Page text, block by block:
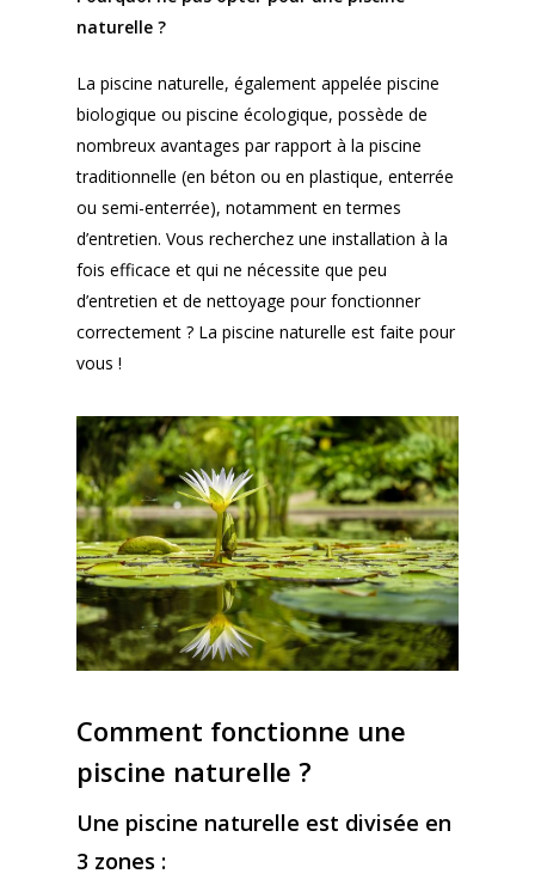
naturelle ?
La piscine naturelle, également appelée piscine
biologique ou piscine écologique, possède de
nombreux avantages par rapport à la piscine
traditionnelle (en béton ou en plastique, enterrée
ou semi-enterrée), notamment en termes
d’entretien. Vous recherchez une installation à la
fois efficace et qui ne nécessite que peu
d’entretien et de nettoyage pour fonctionner
correctement ? La piscine naturelle est faite pour
vous !
Comment fonctionne une
piscine naturelle ?
Une piscine naturelle est divisée en
3 zones :